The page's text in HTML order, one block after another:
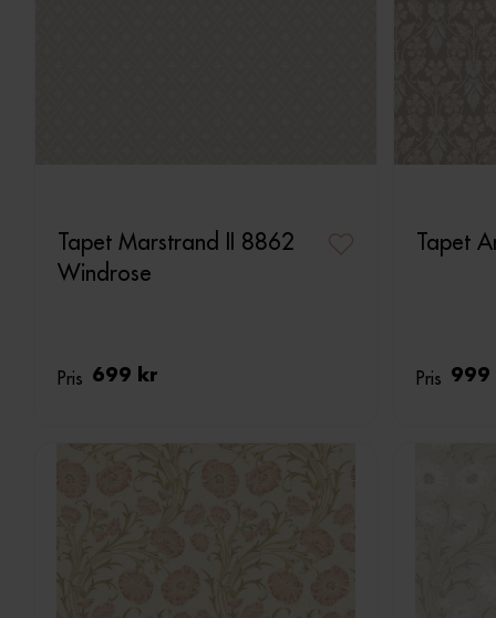
Tapet Marstrand II 8862
Windrose
Pris 699 kr
Tapet
Pris 999